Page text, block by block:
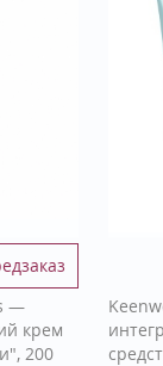
—
крем
200